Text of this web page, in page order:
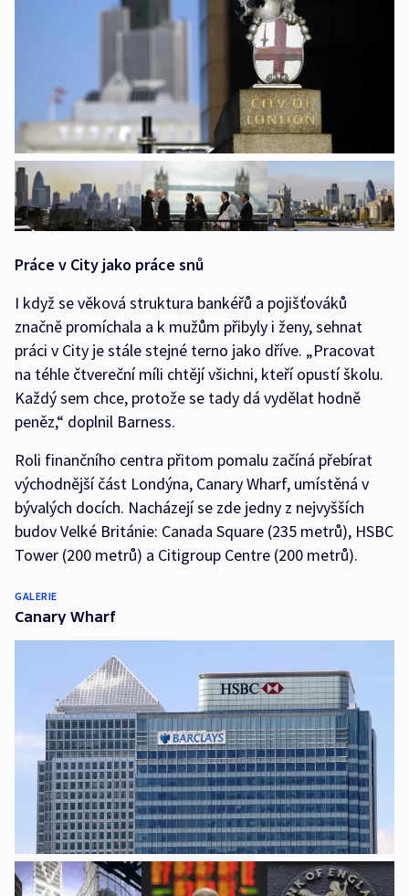
Práce v City jako práce snů
I když se věková struktura bankéřů a pojišťováků
značně promíchala a k mužům přibyly i ženy, sehnat
práci v City je stále stejné terno jako dříve. „Pracovat
na téhle čtvereční míli chtějí všichni, kteří opustí školu.
Každý sem chce, protože se tady dá vydělat hodně
peněz,“ doplnil Barness.
Roli finančního centra přitom pomalu začíná přebírat
východnější část Londýna, Canary Wharf, umístěná v
bývalých docích. Nacházejí se zde jedny z nejvyšších
budov Velké Británie: Canada Square (235 metrů), HSBC
Tower (200 metrů) a Citigroup Centre (200 metrů).
GALERIE
Canary Wharf